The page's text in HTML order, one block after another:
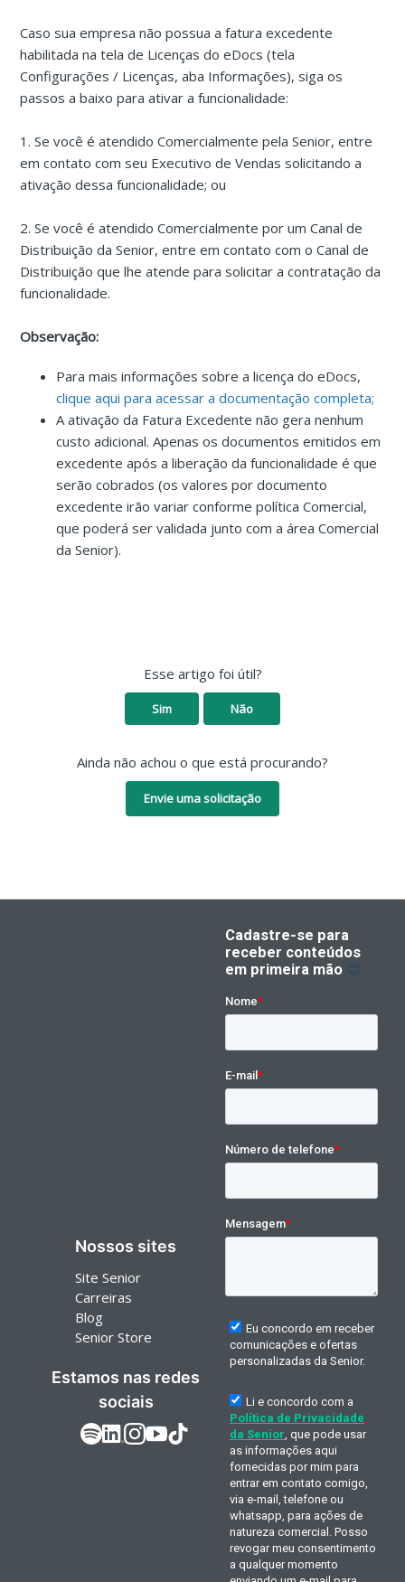
Caso sua empresa não possua a fatura excedente
habilitada na tela de Licenças do eDocs (tela
Configurações / Licenças, aba Informações), siga os
passos a baixo para ativar a funcionalidade:
1. Se você é atendido Comercialmente pela Senior, entre
em contato com seu Executivo de Vendas solicitando a
ativação dessa funcionalidade; ou
2. Se você é atendido Comercialmente por um Canal de
Distribuição da Senior, entre em contato com o Canal de
Distribuição que lhe atende para solicitar a contratação da
funcionalidade.
Observação:
Para mais informações sobre a licença do eDocs,
clique aqui para acessar a documentação completa;
A ativação da Fatura Excedente não gera nenhum
custo adicional. Apenas os documentos emitidos em
excedente após a liberação da funcionalidade é que
serão cobrados (os valores por documento
excedente irão variar conforme política Comercial,
que poderá ser validada junto com a área Comercial
da Senior).
Esse artigo foi útil?
Sim Não
Ainda não achou o que está procurando?
Envie uma solicitação
Nossos sites
Site Senior
Carreiras
Blog
Senior Store
Estamos nas redes
sociais